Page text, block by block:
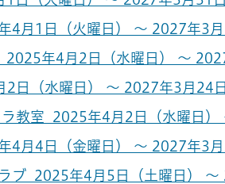
月1日（火曜日） ～ 2027年3月
年4月2日（水曜日） ～
日（水曜日） ～ 2027年3月24日
2025年4月2日（水曜日）
月4日（金曜日） ～ 2027年3月
ブ 2025年4月5日（土曜日） ～